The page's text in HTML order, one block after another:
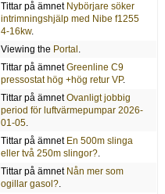
Tittar på ämnet Nybörjare söker
intrimningshjälp med Nibe f1255
4-16kw.
Viewing the Portal .
Tittar på ämnetGreenline C9
pressostat hög +hög retur VP.
Tittar på ämnetOvanligt jobbig
period för luftvärmepumpar 2026-
01-05.
Tittar på ämnet En 500m slinga
eller två 250m slingor?.
Tittar på ämnet Nån mer som
ogillar gasol?.